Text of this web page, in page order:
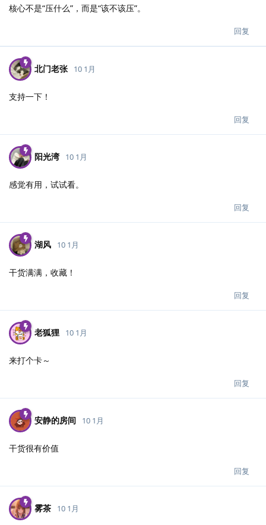
核心不是“压什么”，而是“该不该压”。
回复
北门老张 10 1月
支持一下！
回复
阳光湾 10 1月
感觉有用，试试看。
回复
湖风 10 1月
干货满满，收藏！
回复
老狐狸 10 1月
来打个卡～
回复
安静的房间 10 1月
干货很有价值
回复
雾茶 10 1月